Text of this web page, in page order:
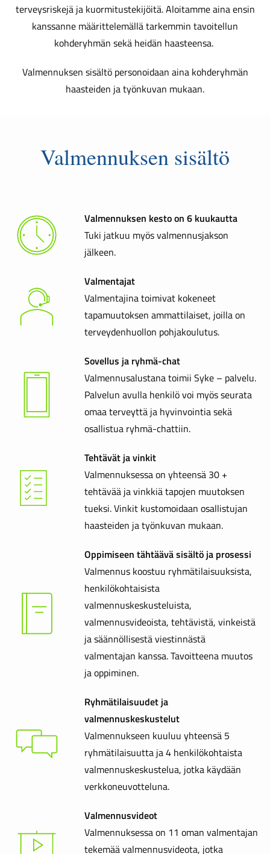
terveysriskejä ja kuormitustekijöitä.Aloitamme aina ensin
kanssanne määrittelemällä tarkemmin tavoitellun
kohderyhmän sekä heidän haasteensa.
Valmennuksen sisältö personoidaan aina kohderyhmän
haasteiden ja työnkuvan mukaan.
Valmennuksen sisältö
Valmennuksen kesto on 6 kuukautta
Tuki jatkuu myös valmennusjakson
jälkeen.
Valmentajat
Valmentajina toimivat kokeneet
tapamuutoksen ammattilaiset, joilla on
terveydenhuollon pohjakoulutus.
Sovellus ja ryhmä-chat
Valmennusalustana toimii Syke – palvelu.
Palvelun avulla henkilö voi myös seurata
omaa terveyttä ja hyvinvointia sekä
osallistua ryhmä-chattiin.
Tehtävät ja vinkit
Valmennuksessa on yhteensä 30 +
tehtävää ja vinkkiä tapojen muutoksen
tueksi. Vinkit kustomoidaan osallistujan
haasteiden ja työnkuvan mukaan.
Oppimiseen tähtäävä sisältö ja prosessi
Valmennus koostuu ryhmätilaisuuksista,
henkilökohtaisista
valmennuskeskusteluista,
valmennusvideoista, tehtävistä, vinkeistä
ja säännöllisestä viestinnästä
valmentajan kanssa. Tavoitteena muutos
ja oppiminen.
Ryhmätilaisuudet ja
valmennuskeskustelut
Valmennukseen kuuluu yhteensä 5
ryhmätilaisuutta ja 4 henkilökohtaista
valmennuskeskustelua, jotka käydään
verkkoneuvotteluna.
Valmennusvideot
Valmennuksessa on 11 oman valmentajan
tekemää valmennusvideota, jotka